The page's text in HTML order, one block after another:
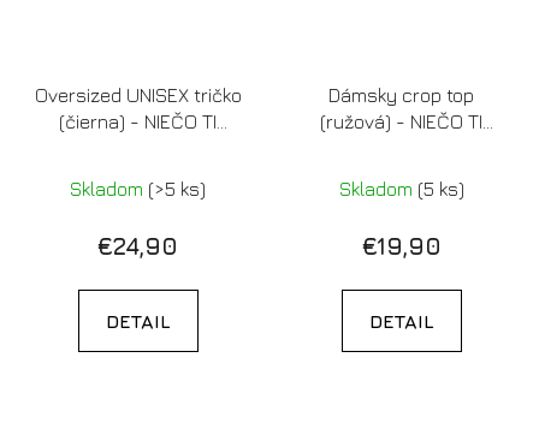
Oversized UNISEX tričko
(čierna) - NIEČO TI
Skladom (>5 ks)
€24,90
DETAIL
Dámsky crop top
(ružová) - NIEČO TI
Skladom (5 ks)
€19,90
DETAIL